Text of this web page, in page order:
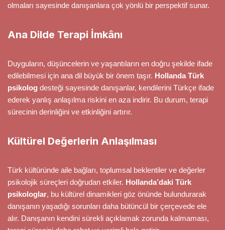
olmaları sayesinde danışanlara çok yönlü bir perspektif sunar.
Ana Dilde Terapi İmkânı
Duyguların, düşüncelerin ve yaşantıların en doğru şekilde ifade
edilebilmesi için ana dil büyük bir önem taşır. Hollanda Türk
psikolog desteği sayesinde danışanlar, kendilerini Türkçe ifade
ederek yanlış anlaşılma riskini en aza indirir. Bu durum, terapi
sürecinin derinliğini ve etkinliğini artırır.
Kültürel Değerlerin Anlaşılması
Türk kültüründe aile bağları, toplumsal beklentiler ve değerler
psikolojik süreçleri doğrudan etkiler. Hollanda’daki Türk
psikologlar, bu kültürel dinamikleri göz önünde bulundurarak
danışanın yaşadığı sorunları daha bütüncül bir çerçevede ele
alır. Danışanın kendini sürekli açıklamak zorunda kalmaması,